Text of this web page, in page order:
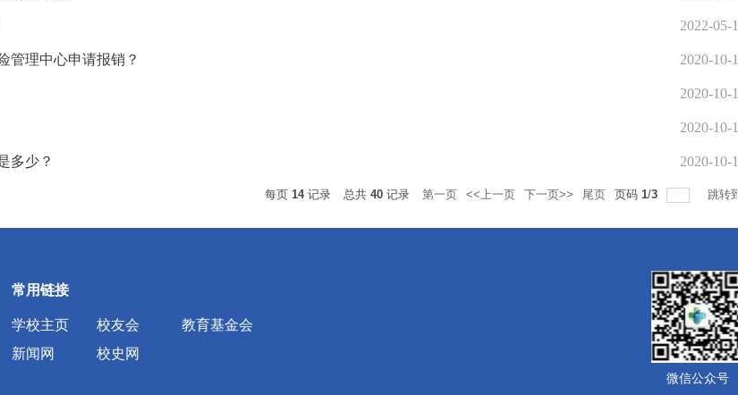
2022-05-
管理中心申请报销？ 2020-10-
2020-10-
2020-10-
多少？ 2020-10-
每页 14记录 总共 40 记录 第一页 <<上一页 下一页>> 尾页 页码 1/3 跳转
常用链接
学校主页 校友会
教育基金会
新闻网
校史网
微信公众号